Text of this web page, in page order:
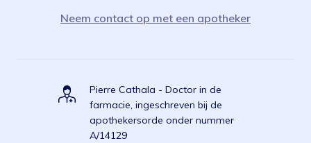
Neem contact op met een apotheker
Pierre Cathala - Doctor in de
farmacie, ingeschreven bij de
apothekersorde onder nummer
A/14129